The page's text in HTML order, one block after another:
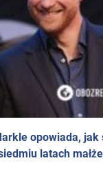
opowiada, jak
latach